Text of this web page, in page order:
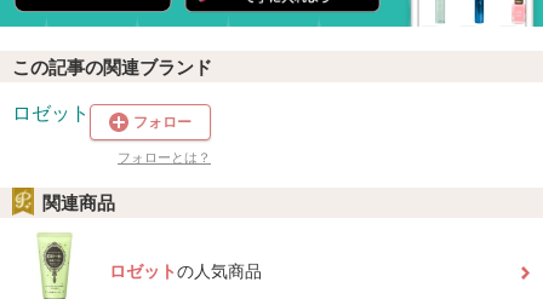
この記事の関連ブランド
ロゼット フォロー
フォローとは？
関連商品
ロゼットの人気商品